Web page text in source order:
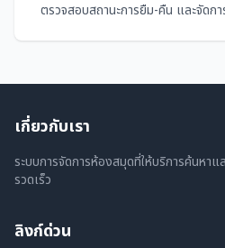
ตรวจสอบสถานะการยืม-คืน และจัดก
เกี่ยวกับเรา
ระบบการจัดการห้องสมุดที่ให้บริการค้นหา
รวดเร็ว
ลิงก์ด่วน